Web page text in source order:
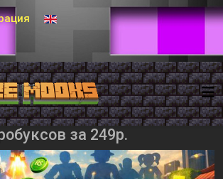
Выберите язык
за 249р.